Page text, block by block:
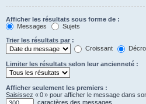
Afficher les résultats sous forme de :
Messages
Sujets
Trier les résultats par :
Croissant
Limiter les résultats selon leur ancienneté :
Afficher seulement les premiers :
Saisissez « 0 » pour afficher le message dans
caractères des messages